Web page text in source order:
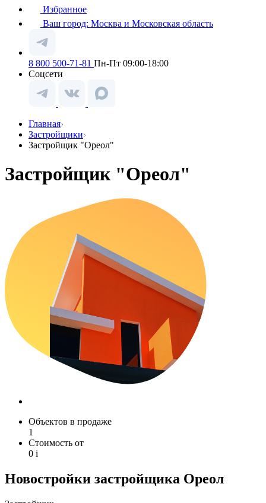
Избранное
Ваш город: Москва и Московская область
8 800 500-71-81 Пн-Пт 09:00-18:00
Соцсети
Главная
Застройщики
Застройщик "Ореол"
Застройщик "Ореол"
Объектов в продаже
1
Стоимость от
0 i
Новостройки застройщика Ореол